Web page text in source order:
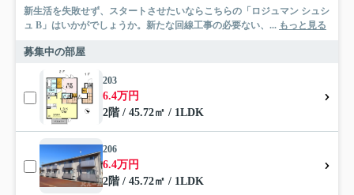
新生活を失敗せず、スタートさせたいならこちらの「ロジュマン シュシ
ュ B」はいかがでしょうか。新たな回線工事の必要ない、... もっと見る
募集中の部屋
203
6.4万円
2階 / 45.72㎡ / 1LDK
206
6.4万円
2階 / 45.72㎡ / 1LDK